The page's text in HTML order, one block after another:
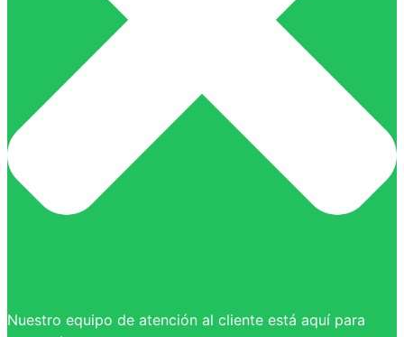
Nuestro equipo de atención al cliente está aquí para